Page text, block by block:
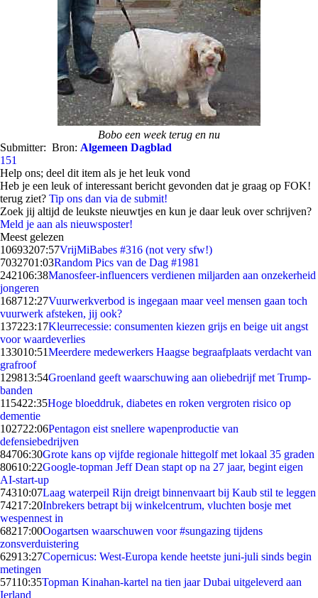
Bobo een week terug en nu
Submitter: Bron: Algemeen Dagblad
151
Help ons; deel dit item als je het leuk vond
Heb je een leuk of interessant bericht gevonden dat je graag op FOK!
terug ziet? Tip ons dan via de submit!
Zoek jij altijd de leukste nieuwtjes en kun je daar leuk over schrijven?
Meld je aan als nieuwsposter!
Meest gelezen
10693207:57VrijMiBabes #316 (not very sfw!)
7032701:03Random Pics van de Dag #1981
242106:38Manosfeer-influencers verdienen miljarden aan onzekerheid
jongeren
168712:27Vuurwerkverbod is ingegaan maar veel mensen gaan toch
vuurwerk afsteken, jij ook?
137223:17Kleurrecessie: consumenten kiezen grijs en beige uit angst
voor waardeverlies
133010:51Meerdere medewerkers Haagse begraafplaats verdacht van
grafroof
129813:54Groenland geeft waarschuwing aan oliebedrijf met Trump-
banden
115422:35Hoge bloeddruk, diabetes en roken vergroten risico op
dementie
102722:06Pentagon eist snellere wapenproductie van
defensiebedrijven
84706:30Grote kans op vijfde regionale hittegolf met lokaal 35 graden
80610:22Google-topman Jeff Dean stapt op na 27 jaar, begint eigen
AI-start-up
74310:07Laag waterpeil Rijn dreigt binnenvaart bij Kaub stil te leggen
74217:20Inbrekers betrapt bij winkelcentrum, vluchten bosje met
wespennest in
68217:00Oogartsen waarschuwen voor #sungazing tijdens
zonsverduistering
62913:27Copernicus: West-Europa kende heetste juni-juli sinds begin
metingen
57110:35Topman Kinahan-kartel na tien jaar Dubai uitgeleverd aan
Ierland